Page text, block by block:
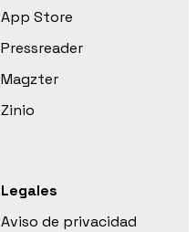
App Store
Pressreader
Magzter
Zinio
Legales
Aviso de privacidad